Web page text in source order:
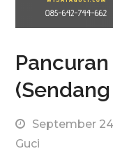
September
Guci